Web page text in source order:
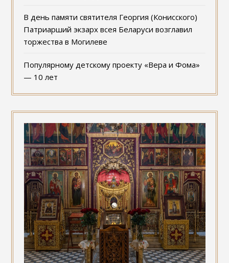
В день памяти святителя Георгия (Конисского)
Патриарший экзарх всея Беларуси возглавил
торжества в Могилеве
Популярному детскому проекту «Вера и Фома»
— 10 лет